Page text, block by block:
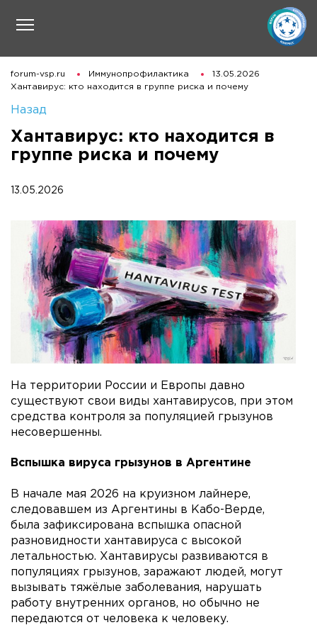
forum-vsp.ru Иммунопрофилактика
13.05.2026
Хантавирус: кто находится в группе риска и почему
Назад
Хантавирус: кто находится в
группе риска и почему
13.05.2026
На территории России и Европы давно
существуют свои виды хантавирусов, при этом
средства контроля за популяцией грызунов
несовершенны.
Вспышка вируса грызунов в Аргентине
В начале мая 2026 на круизном лайнере,
следовавшем из Аргентины в Кабо-Верде,
была зафиксирована вспышка опасной
разновидности хантавируса с высокой
летальностью. Хантавирусы развиваются в
популяциях грызунов, заражают людей, могут
вызывать тяжёлые заболевания, нарушать
работу внутренних органов, но обычно не
передаются от человека к человеку.